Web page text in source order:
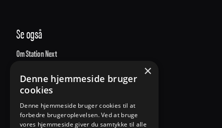
Se også
Om Station Next
Oversigt over alle sider
×
Denne hjemmeside bruger
cookies
Denne hjemmeside bruger cookies til at
forbedre brugeroplevelsen. Ved at bruge
vores hjemmeside giver du samtykke til alle